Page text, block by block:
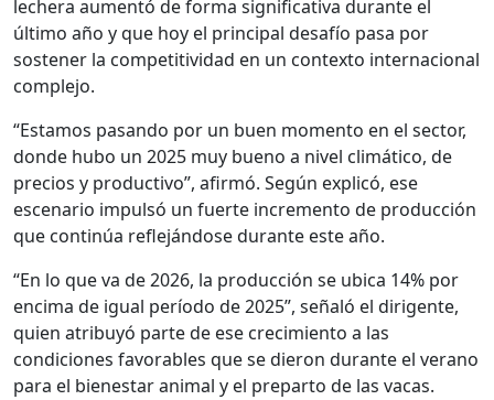
lechera aumentó de forma significativa durante el
último año y que hoy el principal desafío pasa por
sostener la competitividad en un contexto internacional
complejo.
“Estamos pasando por un buen momento en el sector,
donde hubo un 2025 muy bueno a nivel climático, de
precios y productivo”, afirmó. Según explicó, ese
escenario impulsó un fuerte incremento de producción
que continúa reflejándose durante este año.
“En lo que va de 2026, la producción se ubica 14% por
encima de igual período de 2025”, señaló el dirigente,
quien atribuyó parte de ese crecimiento a las
condiciones favorables que se dieron durante el verano
para el bienestar animal y el preparto de las vacas.